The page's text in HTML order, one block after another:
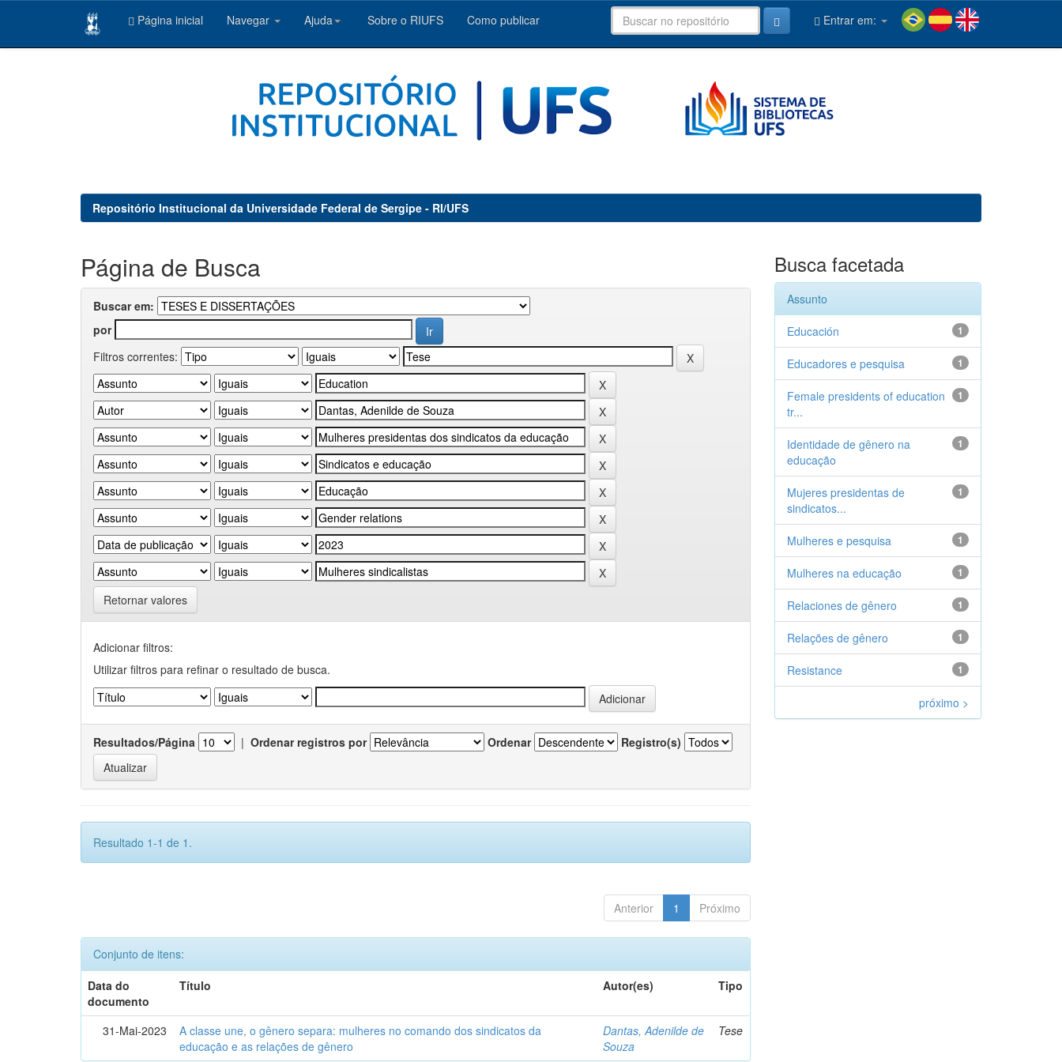
Página inicial Navegar Ajuda Sobre o RIUFS Como publicar Entrar em:
Repositório Institucional da Universidade Federal de Sergipe - RI/UFS
Página de Busca
Buscar em:
por
Filtros correntes:
Retornar valores
Adicionar filtros:
Utilizar filtros para refinar o resultado de busca.
Resultados/Página | Ordenar registros por Ordenar Registro(s)
Resultado 1-1 de 1.
Anterior 1 Próximo
Conjunto de itens:
Data do
documento
Título Autor(es) Tipo
31-Mai-2023
A classe une, o gênero separa: mulheres no comando dos sindicatos da
educação e as relações de gênero
Dantas, Adenilde de
Souza
Tese
Busca facetada
Assunto
1
Educación
1
Educadores e pesquisa
1
Female presidents of education
tr...
1
Identidade de gênero na
educação
1
Mujeres presidentas de
sindicatos...
1
Mulheres e pesquisa
1
Mulheres na educação
1
Relaciones de gênero
1
Relações de gênero
1
Resistance
próximo >